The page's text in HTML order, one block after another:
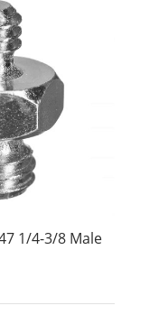
1/4-3/8 Male